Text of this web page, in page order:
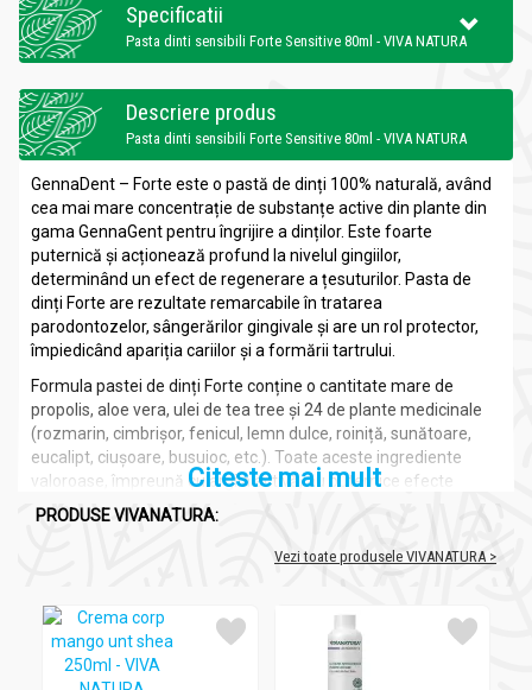
Specificatii
Pasta dinti sensibili Forte Sensitive 80ml - VIVA NATURA
Descriere produs
Pasta dinti sensibili Forte Sensitive 80ml - VIVA NATURA
GennaDent – Forte este o pastă de dinți 100% naturală, având
cea mai mare concentrație de substanțe active din plante din
gama GennaGent pentru îngrijire a dinților. Este foarte
puternică și acționează profund la nivelul gingiilor,
determinând un efect de regenerare a țesuturilor. Pasta de
dinți Forte are rezultate remarcabile în tratarea
parodontozelor, sângerărilor gingivale și are un rol protector,
împiedicând apariția cariilor și a formării tartrului.
Formula pastei de dinți Forte conține o cantitate mare de
propolis, aloe vera, ulei de tea tree și 24 de plante medicinale
(rozmarin, cimbrișor, fenicul, lemn dulce, roiniță, sunătoare,
eucalipt, ciușoare, busuioc, etc.). Toate aceste ingrediente
valoroase, împreună cu argila activă, au puternice efecte
antibiotice, antimicotice, antibacteriene și dezinfectante,
Parodontoza este o afecțiune cauzată de placa bacteriană,
Laboratoarele Genna – VivaNatura folosesc în compoziția
pastei de dinți Forte argila activă, care are multiple proprietăți
benefice asupra sănătății dentare și gingivale. Este un puternic
Citeste mai mult
PRODUSE VIVANATURA:
Vezi toate produsele VIVANATURA >